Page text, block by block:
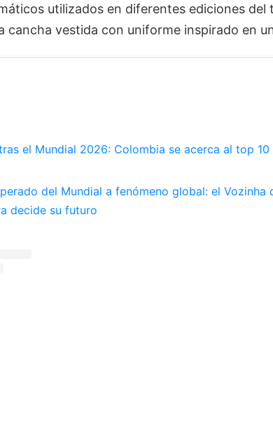
utilizados en diferentes ediciones
cancha vestida con uniforme inspirado en
el Mundial 2026: Colombia se acerca al top
del Mundial a fenómeno global: el Vozinha
decide su futuro